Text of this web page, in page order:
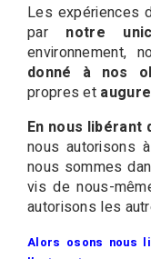
Les expériences
par notre
environnement,
donné à nos
propres et
En nous
nous autorisons
nous sommes
vis de nous-
autorisons les
Alors osons nous